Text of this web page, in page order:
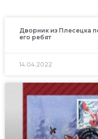
Дворник из Плесецка
его ребят
14.04.2022